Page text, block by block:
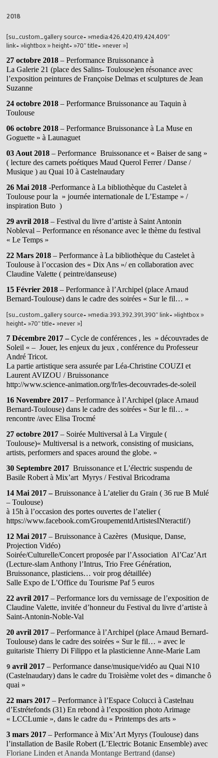
2018
[su_custom_gallery source= »media:426,420,419,424,409″
link= »lightbox » height= »70″ title= »never »]
27 octobre 2018 – Performance Bruissonance à
La Galerie 21 (place des Salins- Toulouse)en résonance avec
l’exposition peintures de Françoise Delmas et sculptures de Jean
Suzanne
24 octobre 2018 – Performance Bruissonance au Taquin à
Toulouse
06 octobre 2018 – Performance Bruissonance à La Muse en
Goguette » à Launaguet
03 Aout 2018 – Performance Bruissonance et « Baiser de sang »
( lecture des carnets poétiques Maud Querol Ferrer / Danse /
Musique ) au Quai 10 à Castelnaudary
26 Mai 2018 -Performance à La bibliothèque du Castelet à
Toulouse pour la » journée internationale de L’Estampe » /
inspiration Buto )
29 avril 2018 – Festival du livre d’artiste à Saint Antonin
Nobleval – Performance en résonance avec le thème du festival
« Le Temps »
22 Mars 2018 – Performance à La bibliothèque du Castelet à
Toulouse à l’occasion des « Dix Ans »/ en collaboration avec
Claudine Valette ( peintre/danseuse)
15 Février 2018 – Performance à l’Archipel (place Arnaud
Bernard-Toulouse) dans le cadre des soirées « Sur le fil… »
[su_custom_gallery source= »media:393,392,391,390″ link= »lightbox »
height= »70″ title= »never »]
7 Décembre 2017 –Cycle de conférences , les » découvrades de
Soleil « – Jouer, les enjeux du jeux , conférence du Professeur
André Tricot.
La partie artistique sera assurée par Léa-Christine COUZI et
Laurent AVIZOU / Bruissonance
http://www.science-animation.org/fr/les-decouvrades-de-soleil
16 Novembre 2017 – Performance à l’Archipel (place Arnaud
Bernard-Toulouse) dans le cadre des soirées « Sur le fil… »
rencontre /avec Elisa Trocmé
27 octobre 2017 – Soirée Multiversal à La Virgule (
Toulouse)« Multiversal is a network, consisting of musicians,
artists, performers and spaces around the globe. »
30 Septembre 2017 Bruissonance et L’électric suspendu de
Basile Robert à Mix’art Myrys / Festival Bricodrama
14 Mai 2017 –Bruissonance à L’atelier du Grain ( 36 rue B Mulé
– Toulouse)
à 15h à l’occasion des portes ouvertes de l’atelier (
https://www.facebook.com/GroupementdArtistesINteractif/)
12 Mai 2017– Bruissonance à Cazères (Musique, Danse,
Projection Vidéo)
Soirée/Culturelle/Concert proposée par l’Association Al’Caz’Art
(Lecture-slam Anthony l’Intrus, Trio Free Génération,
Bruissonance, plasticiens… voir prog détaillée)
Salle Expo de L’Office du Tourisme Paf 5 euros
22 avril 2017 – Performance lors du vernissage de l’exposition de
Claudine Valette, invitée d’honneur du Festival du livre d’artiste à
Saint-Antonin-Noble-Val
20 avril 2017 – Performance à l’Archipel (place Arnaud Bernard-
Toulouse) dans le cadre des soirées « Sur le fil… » avec le
guitariste Thierry Di Filippo et la plasticienne Anne-Marie Lam
9 avril 2017 – Performance danse/musique/vidéo au Quai N10
(Castelnaudary) dans le cadre du Troisième volet des « dimanche ô
quai »
22 mars 2017 – Performance à l’Espace Colucci à Castelnau
d’Estrétefonds (31)En rebond à l’exposition photo Arimage
« LCCLumie », dans le cadre du « Printemps des arts »
3 mars 2017 – Performance à Mix’Art Myrys (Toulouse) dans
l’installation de Basile Robert (L’Electric Botanic Ensemble) avec
Floriane Linden et Ananda Montange Bertrand (danse)